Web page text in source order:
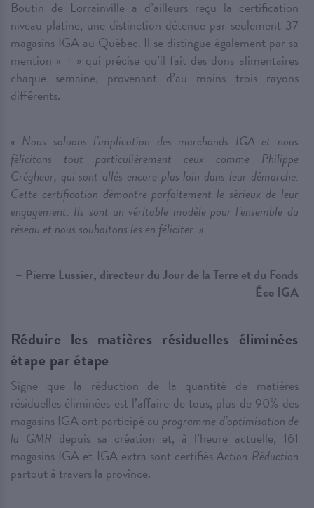
Boutin de Lorrainville a d’ailleurs reçu la certification
niveau platine, une distinction détenue par seulement 37
magasins IGA au Québec. Il se distingue également par sa
mention « + » qui précise qu’il fait des dons alimentaires
chaque semaine, provenant d’au moins trois rayons
différents.
« Nous saluons l’implication des marchands IGA et nous
félicitons tout particulièrement ceux comme Philippe
Crégheur, qui sont allés encore plus loin dans leur démarche.
Cette certification démontre parfaitement le sérieux de leur
engagement. Ils sont un véritable modèle pour l’ensemble du
réseau et nous souhaitons les en féliciter. »
– Pierre Lussier, directeur du Jour de la Terre et du Fonds
Éco IGA
Réduire les matières résiduelles éliminées
étape par étape
Signe que la réduction de la quantité de matières
résiduelles éliminées est l’affaire de tous, plus de 90% des
magasins IGA ont participé au programme d’optimisation de
la GMR depuis sa création et, à l’heure actuelle, 161
magasins IGA et IGA extra sont certifiésAction Réduction
partout à travers la province.